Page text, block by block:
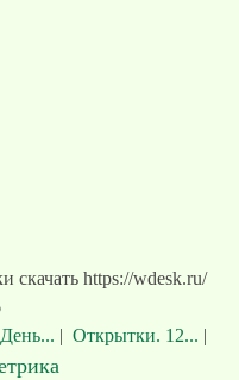
скачать https://wdesk.ru/
| Открытки. 12... |